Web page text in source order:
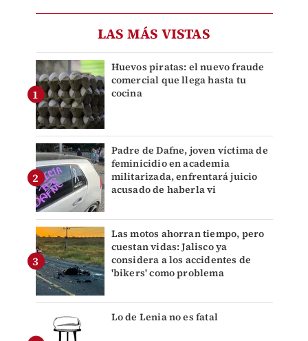
LAS MÁS VISTAS
Huevos piratas: el nuevo fraude
comercial que llega hasta tu
cocina
Padre de Dafne, joven víctima de
feminicidio en academia
militarizada, enfrentará juicio
acusado de haberla vi
Las motos ahorran tiempo, pero
cuestan vidas: Jalisco ya
considera a los accidentes de
'bikers' como problema
Lo de Lenia no es fatal